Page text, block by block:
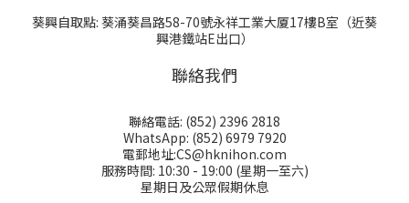
葵興自取點: 葵涌葵昌路58-70號永祥工業大厦17樓B室（近葵
興港鐵站E出口）
聯絡我們
聯絡電話: (852) 2396 2818
WhatsApp: (852) 6979 7920
電郵地址:CS@hknihon.com
服務時間: 10:30 - 19:00 (星期一至六)
星期日及公眾假期休息